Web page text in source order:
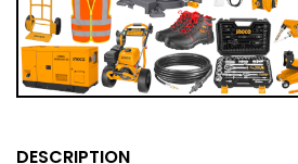
DESCRIPTION